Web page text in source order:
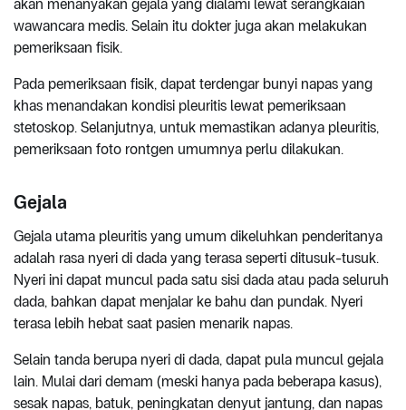
akan menanyakan gejala yang dialami lewat serangkaian
wawancara medis. Selain itu dokter juga akan melakukan
pemeriksaan fisik.
Pada pemeriksaan fisik, dapat terdengar bunyi napas yang
khas menandakan kondisi pleuritis lewat pemeriksaan
stetoskop. Selanjutnya, untuk memastikan adanya pleuritis,
pemeriksaan foto rontgen umumnya perlu dilakukan.
Gejala
Gejala utama pleuritis yang umum dikeluhkan penderitanya
adalah rasa nyeri di dada yang terasa seperti ditusuk-tusuk.
Nyeri ini dapat muncul pada satu sisi dada atau pada seluruh
dada, bahkan dapat menjalar ke bahu dan pundak. Nyeri
terasa lebih hebat saat pasien menarik napas.
Selain tanda berupa nyeri di dada, dapat pula muncul gejala
lain. Mulai dari demam (meski hanya pada beberapa kasus),
sesak napas, batuk, peningkatan denyut jantung, dan napas